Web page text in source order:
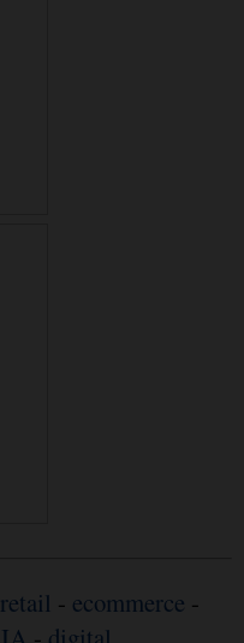
retail - ecommerce -